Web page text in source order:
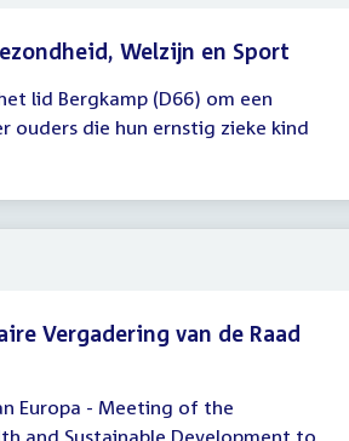
Welzijn en Sport
het lid Bergkamp (D66) om een
ouders die hun ernstig zieke kind
Vergadering van de Raad
Europa - Meeting of the
and Sustainable Development to